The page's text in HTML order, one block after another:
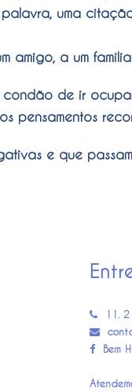
uma
amigo, a um
condão de ir
pensamentos
e que
11.
Bem